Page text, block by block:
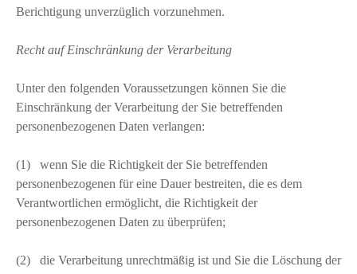
Berichtigung unverzüglich vorzunehmen.
Recht auf Einschränkung der Verarbeitung
Unter den folgenden Voraussetzungen können Sie die
Einschränkung der Verarbeitung der Sie betreffenden
personenbezogenen Daten verlangen:
(1) wenn Sie die Richtigkeit der Sie betreffenden
personenbezogenen für eine Dauer bestreiten, die es dem
Verantwortlichen ermöglicht, die Richtigkeit der
personenbezogenen Daten zu überprüfen;
(2) die Verarbeitung unrechtmäßig ist und Sie die Löschung der